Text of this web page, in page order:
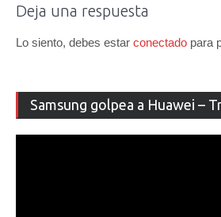
Deja una respuesta
Lo siento, debes estar conectado para
Samsung golpea a Huawei –